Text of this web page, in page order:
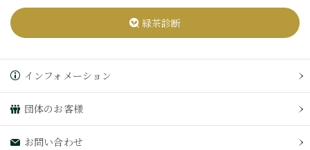
緑茶診断
インフォメーション
団体のお客様
お問い合わせ